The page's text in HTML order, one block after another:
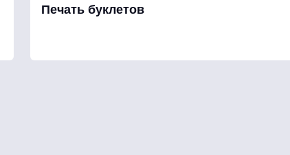
Печать буклетов